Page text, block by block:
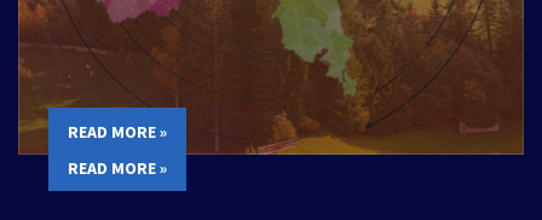
READ MORE »
READ MORE »